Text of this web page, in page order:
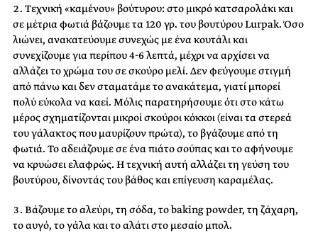
Τεχνική «καμένου» βούτυρου: στο μικρό κατσαρολάκι και
σε μέτρια φωτιά βάζουμε τα 120 γρ. του βουτύρου Lurpak. Όσο
λιώνει, ανακατεύουμε συνεχώς με ένα κουτάλι και
συνεχίζουμε για περίπου 4-6 λεπτά, μέχρι να αρχίσει να
αλλάζει το χρώμα του σε σκούρο μελί. Δεν φεύγουμε στιγμή
από πάνω και δεν σταματάμε το ανακάτεμα, γιατί μπορεί
πολύ εύκολα να καεί. Μόλις παρατηρήσουμε ότι στο κάτω
μέρος σχηματίζονται μικροί σκούροι κόκκοι (είναι τα στερεά
του γάλακτος που μαυρίζουν πρώτα), το βγάζουμε από τη
φωτιά. Το αδειάζουμε σε ένα πιάτο σούπας και το αφήνουμε
να κρυώσει ελαφρώς. Η τεχνική αυτή αλλάζει τη γεύση του
βουτύρου, δίνοντάς του βάθος και επίγευση καραμέλας.
Βάζουμε το αλεύρι, τη σόδα, το baking powder, τη ζάχαρη,
το αυγό, το γάλα και το αλάτι στο μεσαίο μπολ.